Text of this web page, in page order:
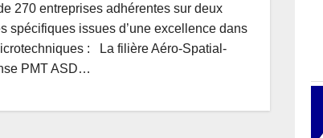
270 entreprises adhérentes sur deux
spécifiques issues d’une excellence dans
: La filière Aéro-Spatial-
PMT ASD…